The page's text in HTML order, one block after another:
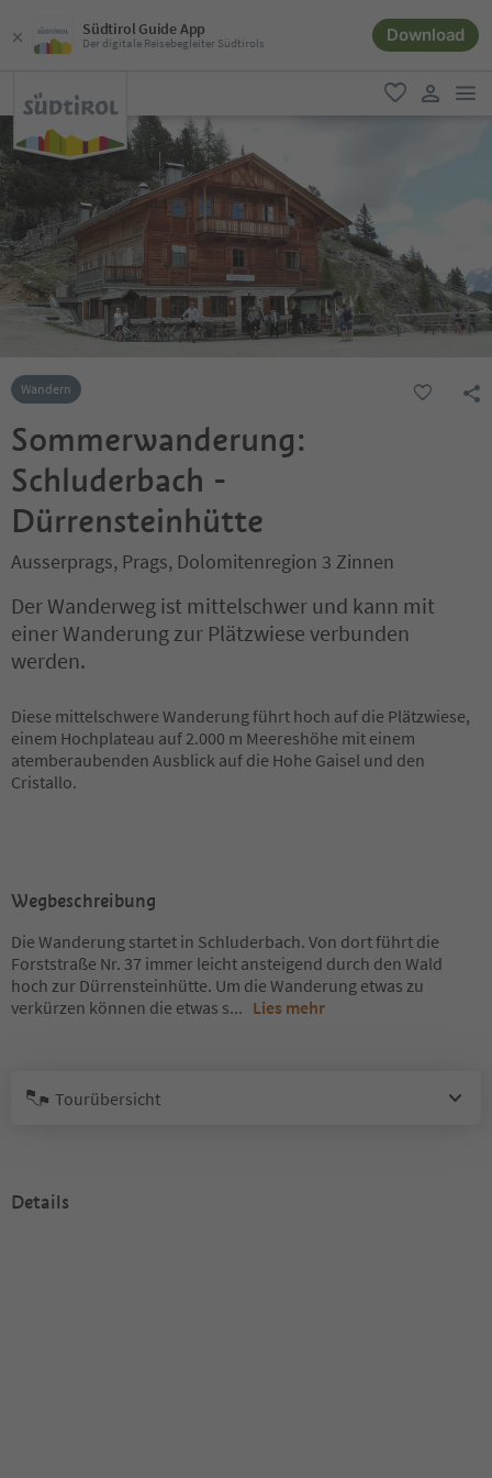
Südtirol Guide App
Der digitale Reisebegleiter Südtirols Download
favorit
user link
Wandern
Sommerwanderung:
Schluderbach -
Dürrensteinhütte
Ausserprags, Prags, Dolomitenregion 3 Zinnen
Der Wanderweg ist mittelschwer und kann mit
einer Wanderung zur Plätzwiese verbunden
werden.
Diese mittelschwere Wanderung führt hoch auf die Plätzwiese,
einem Hochplateau auf 2.000 m Meereshöhe mit einem
atemberaubenden Ausblick auf die Hohe Gaisel und den
Cristallo.
Wegbeschreibung
Die Wanderung startet in Schluderbach. Von dort führt die
Forststraße Nr. 37 immer leicht ansteigend durch den Wald
hoch zur Dürrensteinhütte. Um die Wanderung etwas zu
verkürzen können die etwas s... Lies mehr
Tourübersicht
Details